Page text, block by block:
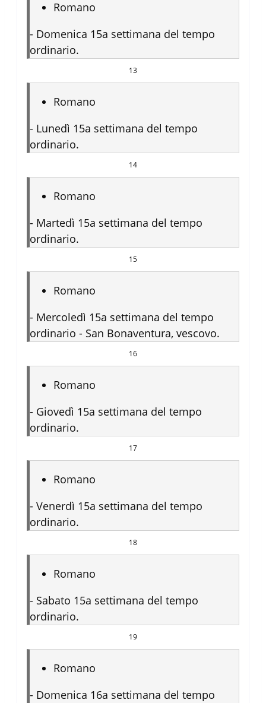
Romano
- Domenica 15a settimana del tempo
ordinario.
13
Romano
- Lunedì 15a settimana del tempo
ordinario.
14
Romano
- Martedì 15a settimana del tempo
ordinario.
15
Romano
- Mercoledì 15a settimana del tempo
ordinario - San Bonaventura, vescovo.
16
Romano
- Giovedì 15a settimana del tempo
ordinario.
17
Romano
- Venerdì 15a settimana del tempo
ordinario.
18
Romano
- Sabato 15a settimana del tempo
ordinario.
19
Romano
- Domenica 16a settimana del tempo